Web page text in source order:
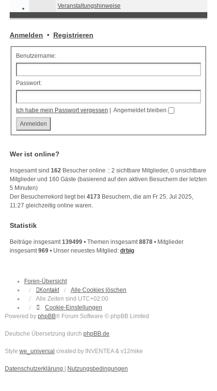
Veranstaltungshinweise
Anmelden • Registrieren
Benutzername:
Passwort:
Ich habe mein Passwort vergessen Angemeldet bleiben
Wer ist online?
Insgesamt sind 162 Besucher online :: 2 sichtbare Mitglieder, 0 unsichtbare
Mitglieder und 160 Gäste (basierend auf den aktiven Besuchern der letzten
5 Minuten)
Der Besucherrekord liegt bei 4173 Besuchern, die am Fr 25. Jul 2025,
11:27 gleichzeitig online waren.
Statistik
Beiträge insgesamt 139499 • Themen insgesamt 8878 • Mitglieder
insgesamt 969 • Unser neuestes Mitglied: drbig
Foren-Übersicht
Kontakt
Alle Cookies löschen
Alle Zeiten sind UTC+02:00
Cookie-Einstellungen
Powered by phpBB® Forum Software © phpBB Limited
Deutsche Übersetzung durch phpBB.de
Style we_universal created by INVENTEA & v12mike
Datenschutzerklärung | Nutzungsbedingungen